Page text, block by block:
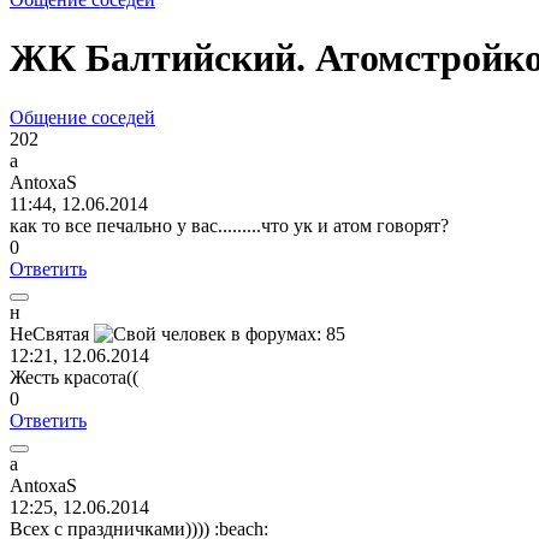
ЖК Балтийский.
Общение соседей
202
a
AntoxaS
11:44, 12.06.2014
как то все печально у вас.........что ук и атом говорят?
0
Ответить
н
НеСвятая
12:21, 12.06.2014
Жесть красота((
0
Ответить
a
AntoxaS
12:25, 12.06.2014
Всех с праздничками)))) :beach: